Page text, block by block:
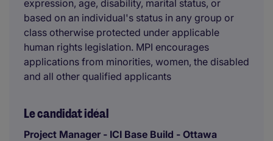
expression, age, disability, marital status, or
based on an individual's status in any group or
class otherwise protected under applicable
human rights legislation. MPI encourages
applications from minorities, women, the disabled
and all other qualified applicants
Le candidat idéal
Project Manager - ICI Base Build - Ottawa